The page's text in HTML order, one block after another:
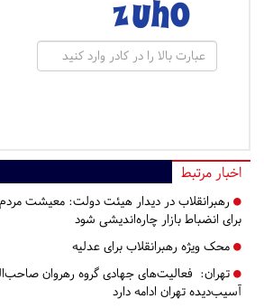
اخبار مرتبط
رهبرانقلاب در دیدار هیئت دولت: معیشت
برای انضباط بازار چاره‌اندیشی شود
محک ویژه رهبرانقلاب برای عدلیه
تهران: فعالیت‌های جهادی گروه رهروان
آسیب‌دیده تهران ادامه دارد